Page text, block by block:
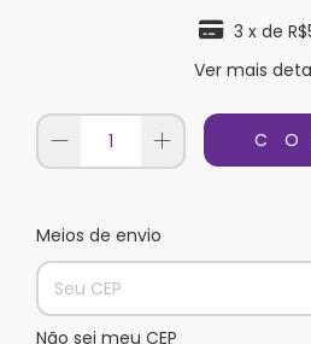
3 x de
Ver mais
Entregas para o CEP:
Meios de envio
Não sei meu CEP